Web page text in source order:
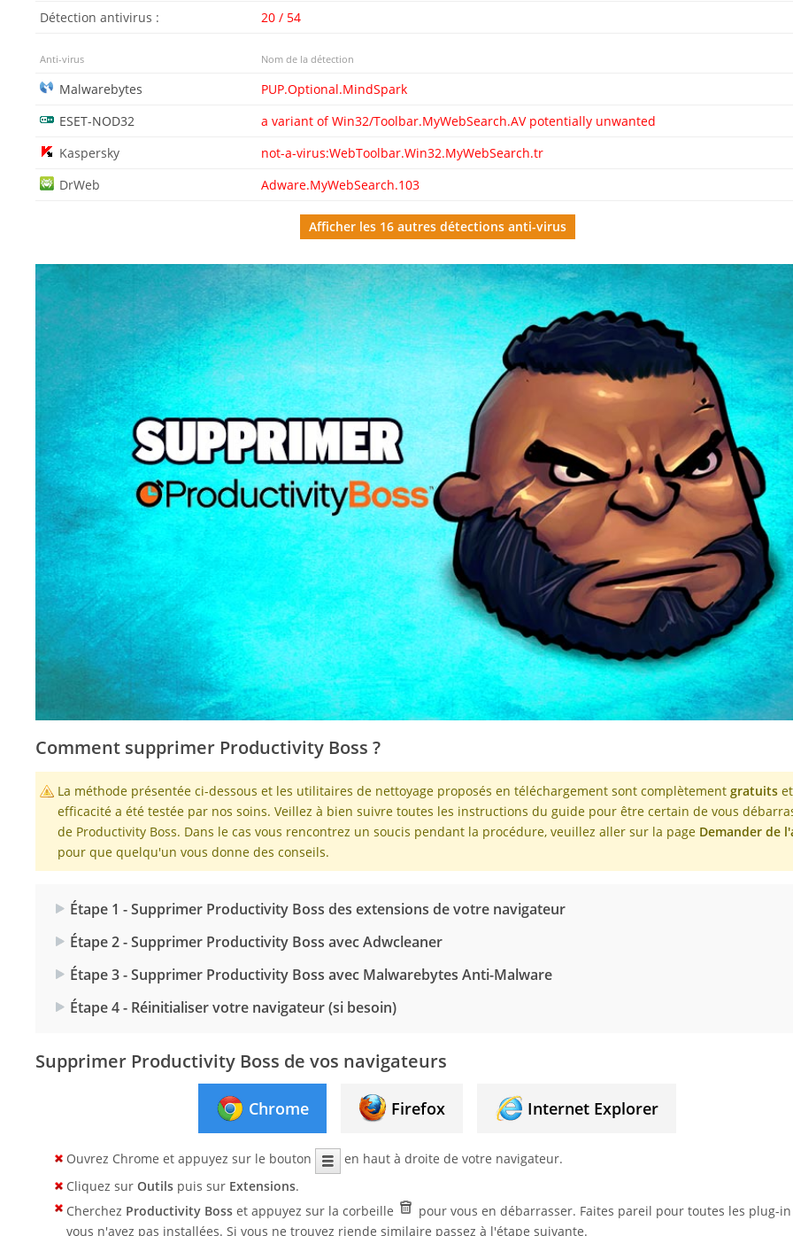
Détection antivirus :
20 / 54
Anti-virus Nom de la détection
Malwarebytes
PUP.Optional.MindSpark
ESET-NOD32
a variant of Win32/Toolbar.MyWebSearch.AV potentially unwanted
Kaspersky
not-a-virus:WebToolbar.Win32.MyWebSearch.tr
DrWeb
Adware.MyWebSearch.103
Afficher les 16 autres détections anti-virus
Comment supprimer Productivity Boss ?
La méthode présentée ci-dessous et les utilitaires de nettoyage proposés en téléchargement sont complètement gratuits
efficacité a été testée par nos soins. Veillez à bien suivre toutes les instructions du guide pour être certain de vous
de Productivity Boss. Dans le cas vous rencontrez un soucis pendant la procédure, veuillez aller sur la page Demander de
pour que quelqu'un vous donne des conseils.
Étape 1 - Supprimer Productivity Boss des extensions de votre navigateur
Étape 2 - Supprimer Productivity Boss avec Adwcleaner
Étape 3 - Supprimer Productivity Boss avec Malwarebytes Anti-Malware
Étape 4 - Réinitialiser votre navigateur (si besoin)
Supprimer Productivity Boss de vos navigateurs
Chrome Firefox Internet Explorer
Ouvrez Chrome et appuyez sur le bouton
en haut à droite de votre navigateur.
Cliquez sur Outils puis sur Extensions.
Cherchez Productivity Boss et appuyez sur la corbeille
pour vous en débarrasser. Faites pareil pour toutes les plug-
vous n'avez pas installées. Si vous ne trouvez riende similaire passez à l'étape suivante.